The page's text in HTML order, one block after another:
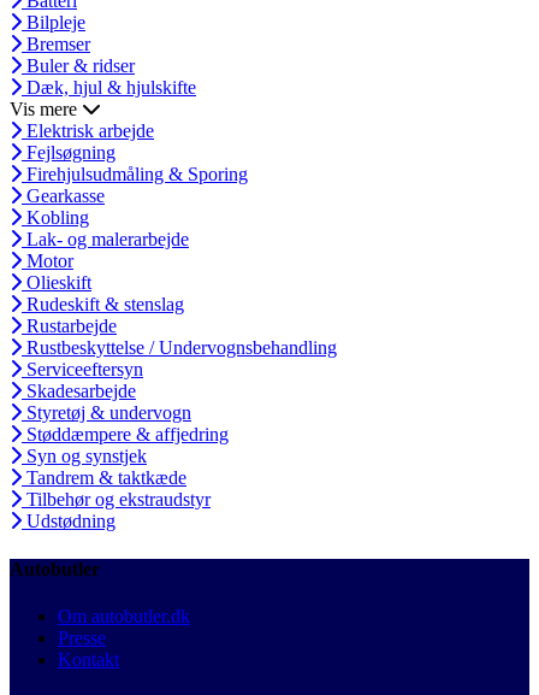
Bilpleje
Bremser
Buler & ridser
Dæk, hjul & hjulskifte
Vis mere
Elektrisk arbejde
Fejlsøgning
Firehjulsudmåling & Sporing
Gearkasse
Kobling
Lak- og malerarbejde
Motor
Olieskift
Rudeskift & stenslag
Rustarbejde
Rustbeskyttelse / Undervognsbehandling
Serviceeftersyn
Skadesarbejde
Styretøj & undervogn
Støddæmpere & affjedring
Syn og synstjek
Tandrem & taktkæde
Tilbehør og ekstraudstyr
Udstødning
Autobutler
Om autobutler.dk
Presse
Kontakt